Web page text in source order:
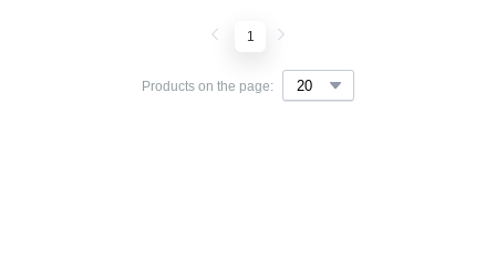
Products on the page:
1